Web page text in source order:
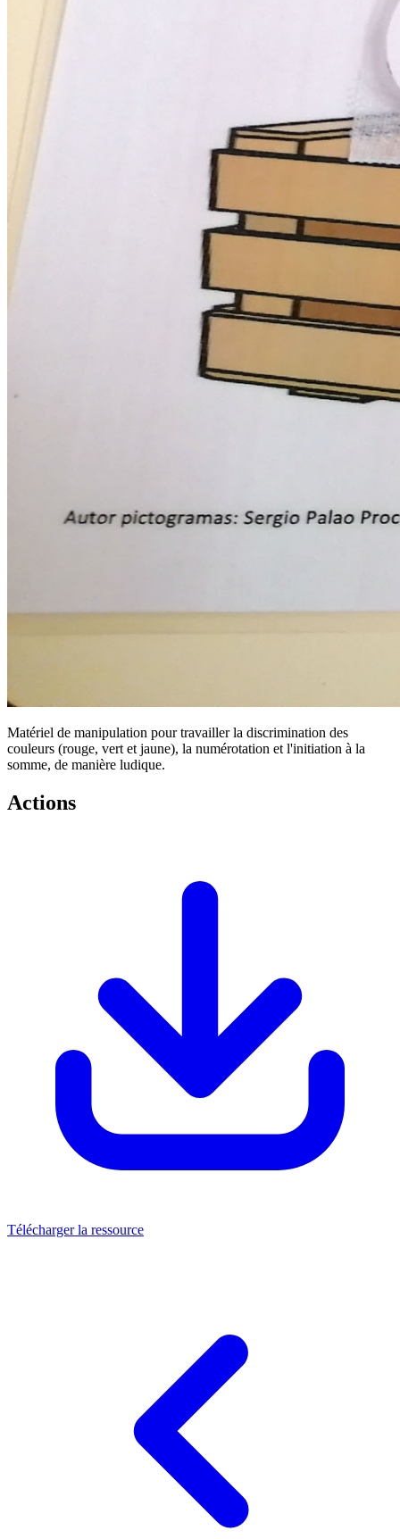
Matériel de manipulation pour travailler la discrimination des
couleurs (rouge, vert et jaune), la numérotation et l'initiation à la
somme, de manière ludique.
Actions
Télécharger la ressource